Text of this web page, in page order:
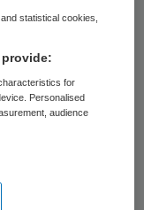
van
zorg
statistical cookies,
for
Personalised
audience